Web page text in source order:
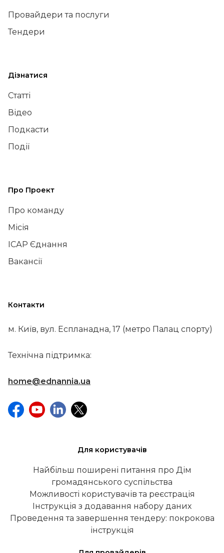
Провайдери та послуги
Тендери
Дізнатися
Статті
Відео
Подкасти
Події
Про Проект
Про команду
Місія
ІСАР Єднання
Вакансії
Контакти
м. Київ, вул. Еспланадна, 17 (метро Палац спорту)
Технічна підтримка:
home@ednannia.ua
Для користувачів
Найбільш поширені питання про Дім
громадянського суспільства
Можливості користувачів та реєстрація
Інструкція з додавання набору даних
Проведення та завершення тендеру: покрокова
інструкція